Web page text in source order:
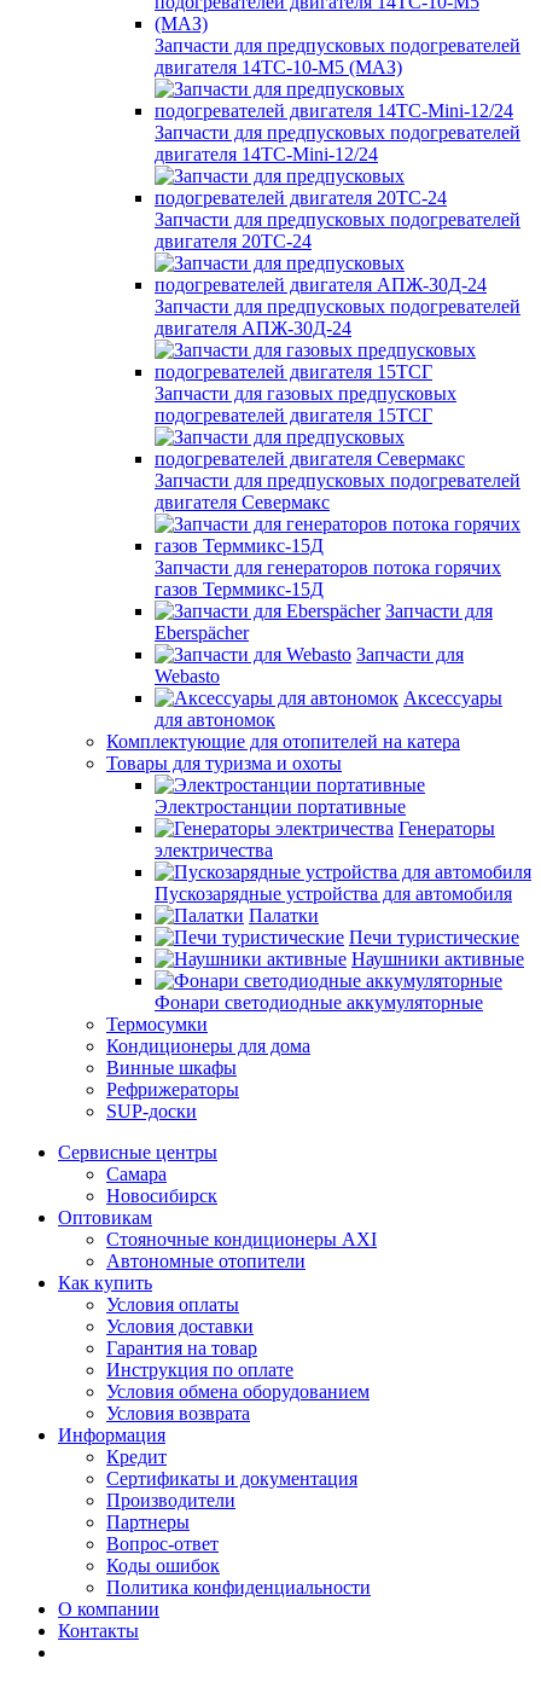
Запчасти для предпусковых подогревателей
двигателя 14ТС-10-М5 (МАЗ)
Запчасти для предпусковых подогревателей
двигателя 14ТС-Mini-12/24
Запчасти для предпусковых подогревателей
двигателя 20ТС-24
Запчасти для предпусковых подогревателей
двигателя АПЖ-30Д-24
Запчасти для газовых предпусковых
подогревателей двигателя 15ТСГ
Запчасти для предпусковых подогревателей
двигателя Севермакс
Запчасти для генераторов потока горячих
газов Терммикс-15Д
Запчасти для
Eberspächer
Запчасти для
Webasto
Аксессуары
для автономок
Комплектующие для отопителей на катера
Товары для туризма и охоты
Электростанции портативные
Генераторы
электричества
Пускозарядные устройства для автомобиля
Палатки
Печи туристические
Наушники активные
Фонари светодиодные аккумуляторные
Термосумки
Кондиционеры для дома
Винные шкафы
Рефрижераторы
SUP-доски
Сервисные центры
Самара
Новосибирск
Оптовикам
Стояночные кондиционеры AXI
Автономные отопители
Как купить
Условия оплаты
Условия доставки
Гарантия на товар
Инструкция по оплате
Условия обмена оборудованием
Условия возврата
Информация
Кредит
Сертификаты и документация
Производители
Партнеры
Вопрос-ответ
Коды ошибок
Политика конфиденциальности
О компании
Контакты